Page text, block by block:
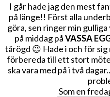
I går hade jag den mest
på länge!! Först alla
göra, sen ringer min
på middag påVASSA
tårögd 😉 Hade i och för
förbereda till ett stort möte
ska vara med på i två
Som en